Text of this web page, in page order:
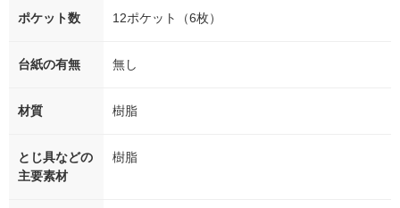
ポケット数 12ポケット（6枚）
台紙の有無 無し
材質 樹脂
とじ具などの
主要素材
樹脂